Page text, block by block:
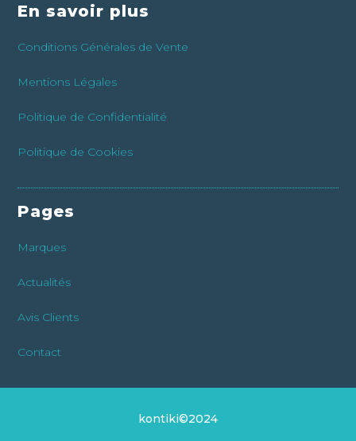
En savoir plus
Conditions Générales de Vente
Mentions Légales
Politique de Confidentialité
Politique de Cookies
Pages
Marques
Actualités
Avis Clients
Contact
kontiki©2024